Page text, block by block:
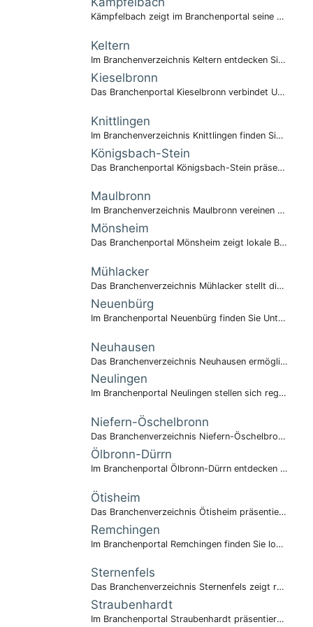
Kämpfelbach zeigt im Branchenportal seine gesamte wirtschaftliche Vielfalt.
Keltern
Im Branchenverzeichnis Keltern entdecken Sie regionale Kompetenz.
Kieselbronn
Das Branchenportal Kieselbronn verbindet Unternehmen und Bürger.
Knittlingen
Im Branchenverzeichnis Knittlingen finden Sie alle wichtigen Anbieter auf einen Blick.
Königsbach-Stein
Das Branchenportal Königsbach-Stein präsentiert lokale Firmen gebündelt.
Maulbronn
Im Branchenverzeichnis Maulbronn vereinen sich Wirtschaft und Geschichte.
Mönsheim
Das Branchenportal Mönsheim zeigt lokale Betriebsvielfalt.
Mühlacker
Das Branchenverzeichnis Mühlacker stellt die wirtschaftliche Stärke der Stadt dar.
Neuenbürg
Im Branchenportal Neuenbürg finden Sie Unternehmen der Region.
Neuhausen
Das Branchenverzeichnis Neuhausen ermöglicht einen schnellen Branchenüberblick.
Neulingen
Im Branchenportal Neulingen stellen sich regionale Anbieter vor.
Niefern-Öschelbronn
Das Branchenverzeichnis Niefern-Öschelbronn zeigt wirtschaftliche Vielfalt.
Ölbronn-Dürrn
Im Branchenportal Ölbronn-Dürrn entdecken Sie lokale Wirtschaft.
Ötisheim
Das Branchenverzeichnis Ötisheim präsentiert kompetente Unternehmen.
Remchingen
Im Branchenportal Remchingen finden Sie lokale Wirtschaft gebündelt.
Sternenfels
Das Branchenverzeichnis Sternenfels zeigt regionale Anbieter.
Straubenhardt
Im Branchenportal Straubenhardt präsentieren sich Unternehmen übersichtlich.